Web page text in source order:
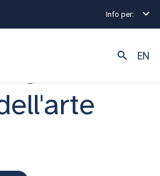
Info per:
EN
Archeologia e storia
e